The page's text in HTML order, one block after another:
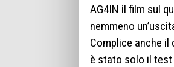
AG4IN il film sul
nemmeno
Complice anche
è stato solo il test